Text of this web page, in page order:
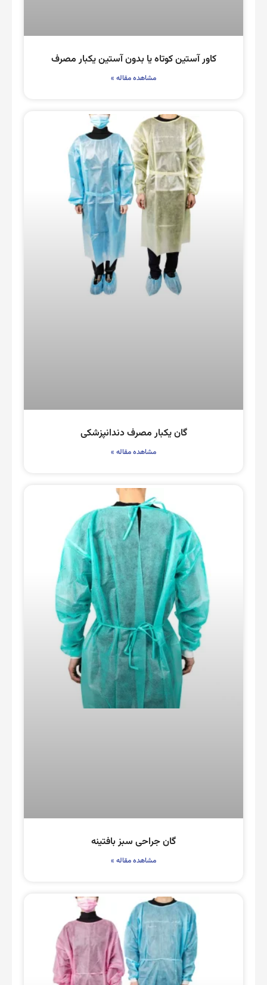
کاور آستین کوتاه یا بدون آستین یکبار مصرف
مشاهده مقاله »
گان یکبار مصرف دندانپزشکی
مشاهده مقاله »
گان جراحی سبز بافتینه
مشاهده مقاله »